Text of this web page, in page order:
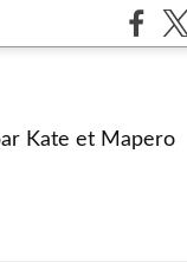
Kate et Mapero